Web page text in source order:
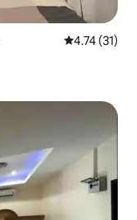
レビュー31
4.74 (31)